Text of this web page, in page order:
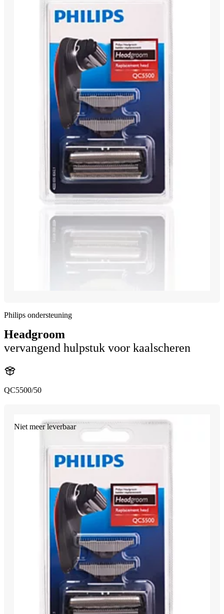
Philips ondersteuning
Headgroom
vervangend hulpstuk voor kaalscheren
QC5500/50
Niet meer leverbaar